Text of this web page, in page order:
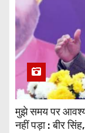
मुझे समय पर
नहीं पड़ा : बीर सिंह,